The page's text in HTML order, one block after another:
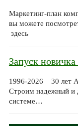
Маркетинг-план
вы можете
здесь
Запуск
1996-2026 30 лет
Строим надежный и
системе…